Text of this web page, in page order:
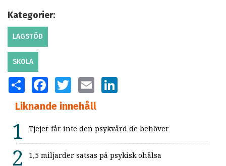
Kategorier:
LAGSTÖD
SKOLA
SHARE FACEBOOKTWITTER EMAIL
Liknande innehåll
Tjejer får inte den psykvård de behöver
1,5 miljarder satsas på psykisk ohälsa